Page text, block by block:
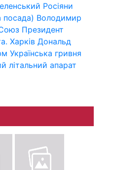
Росіяни
посада) Володимир
Президент
Харків Дональд
Українська гривня
літальний апарат